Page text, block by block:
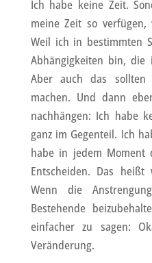
Ich habe keine Zeit.
meine Zeit so
Weil ich in bestimmten
Abhängigkeiten bin,
Aber auch das
machen. Und dann
nachhängen: Ich habe
ganz im Gegenteil. Ich
habe in jedem Moment
Entscheiden. Das
Wenn die
Bestehende
einfacher zu sagen:
Veränderung.